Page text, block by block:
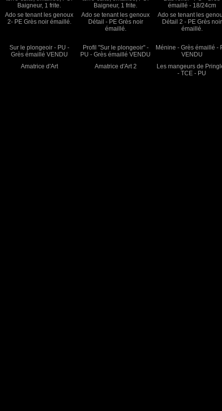
Baigneur, 1 frite.
Baigneur, 1 frite.
émaillé - 18/24cm
Ado se tenant les genoux
2- PE Grès noir émaillé.
Ado se tenant les genoux
Détail - PE Grès noir
émaillé.
Ado se tenant les
Détail 2 - PE Grès noir
émaillé.
Sur le plongeoir - PU -
Grès émaillé VENDU
Profil "Sur le plongeoir" -
PU - Grès émaillé VENDU
Ménine - Grès émaillé -
VENDU
Amatrice d'Art
Amatrice d'Art 2
Les mangeurs de
- TCE - PU